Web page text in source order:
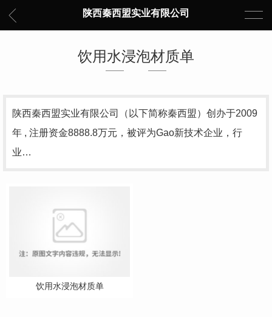
陕西秦西盟实业有限公司
饮用水浸泡材质单
陕西秦西盟实业有限公司（以下简称秦西盟）创办于2009
年 , 注册资金8888.8万元，被评为Gao新技术企业，行
业…
饮用水浸泡材质单